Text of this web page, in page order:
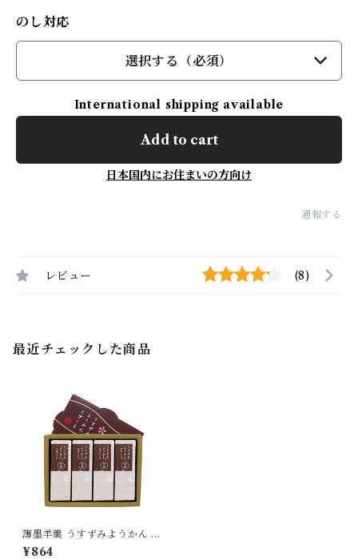
のし対応
選択する（必須）
International shipping available
Add to cart
日本国内にお住まいの方向け
通報する
レビュー (8)
最近チェックした商品
薄墨羊羹 うすずみようかん こ
ざくら 黒糖 4個入り ようかん
¥864